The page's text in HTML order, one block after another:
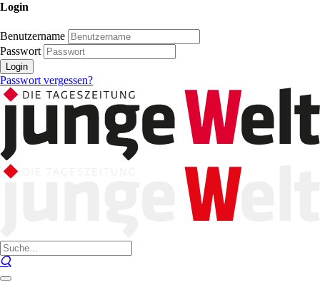
Login
Benutzername
Passwort
Login
Passwort vergessen?